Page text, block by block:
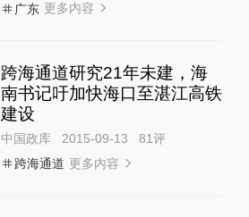
广东 更多内容
跨海通道研究21年未建，海
南书记吁加快海口至湛江高铁
建设
中国政库 2015-09-13 81评
跨海通道 更多内容